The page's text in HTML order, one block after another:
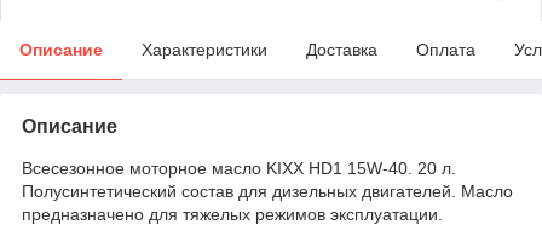
Описание Характеристики Доставка Оплата
Описание
Всесезонное моторное масло KIXX НD1 15W-40. 20 л.
Полусинтетический состав для дизельных двигателей. Масло
предназначено для тяжелых режимов эксплуатации.